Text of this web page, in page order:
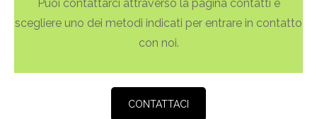
Puoi contattarci attraverso la pagina contatti e
scegliere uno dei metodi indicati per entrare in contatto
con noi.
CONTATTACI